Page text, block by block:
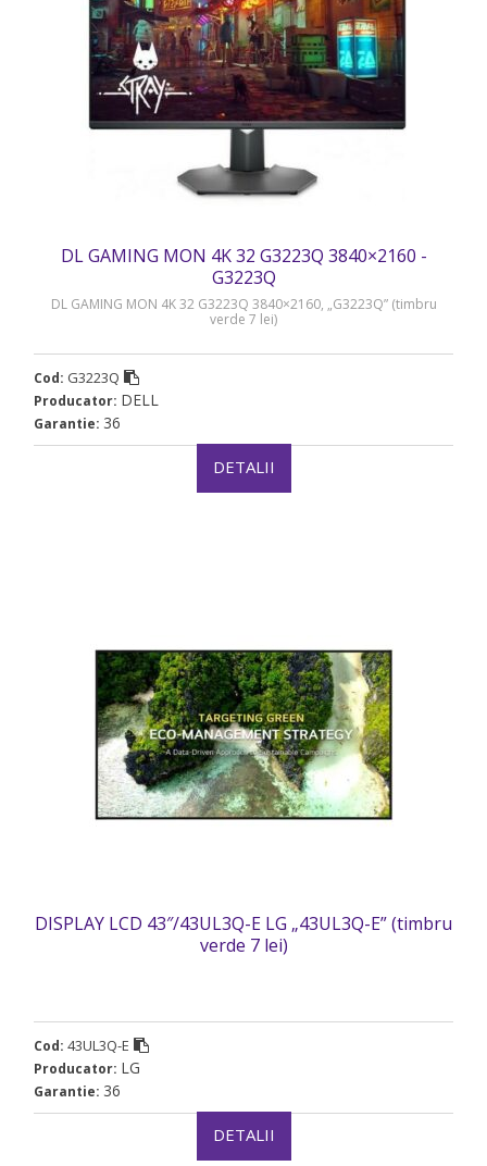
DL GAMING MON 4K 32 G3223Q 3840×2160 -
G3223Q
DL GAMING MON 4K 32 G3223Q 3840×2160, „G3223Q” (timbru
verde 7 lei)
Cod: G3223Q
Producator: DELL
Garantie: 36
DETALII
DISPLAY LCD 43″/43UL3Q-E LG „43UL3Q-E” (timbru
verde 7 lei)
Cod: 43UL3Q-E
Producator: LG
Garantie: 36
DETALII